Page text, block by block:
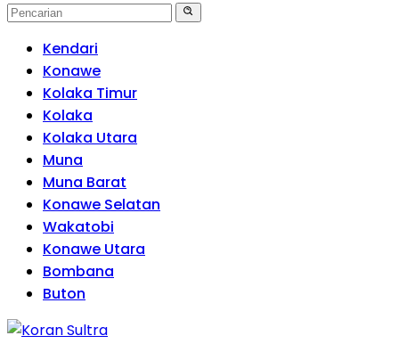
Kendari
Konawe
Kolaka Timur
Kolaka
Kolaka Utara
Muna
Muna Barat
Konawe Selatan
Wakatobi
Konawe Utara
Bombana
Buton